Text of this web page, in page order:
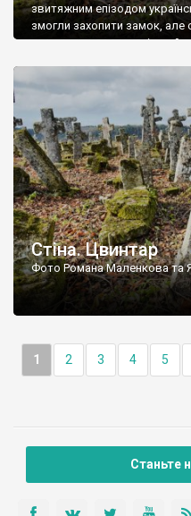
звитяжним епізодом
змогли захопити замок, але
поховали на цвинтарі, який
ньому чимало хрестів 19
Стіна. Цвинтар
Фото Романа Маленкова та
1 2 3 4 5
Станьте